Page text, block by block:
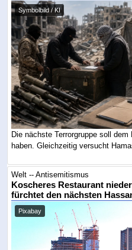
Symbolbild / KI
Die nächste Terrorgruppe soll
haben. Gleichzeitig versucht
Welt -- Antisemitismus
Koscheres Restaurant
fürchtet den nächsten
Pixabay